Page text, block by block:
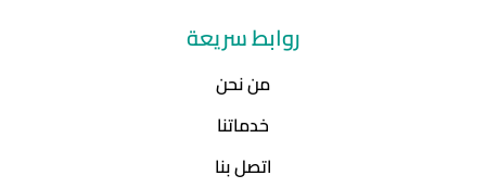
روابط سريعة
من نحن
خدماتنا
اتصل بنا